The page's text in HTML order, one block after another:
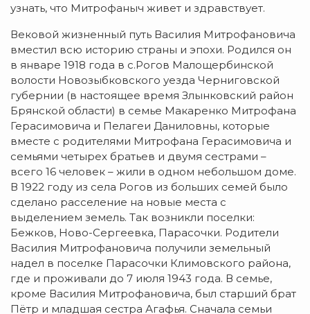
узнать, что Митрофаныч живет и здравствует.
Вековой жизненный путь Василия Митрофановича
вместил всю историю страны и эпохи. Родился он
в январе 1918 года в с.Рогов Малощербинской
волости Новозыбковского уезда Черниговской
губернии (в настоящее время Злынковский район
Брянской области) в семье Макаренко Митрофана
Герасимовича и Пелагеи Даниловны, которые
вместе с родителями Митрофана Герасимовича и
семьями четырех братьев и двумя сестрами –
всего 16 человек – жили в одном небольшом доме.
В 1922 году из села Рогов из больших семей было
сделано расселение на новые места с
выделением земель. Так возникли поселки:
Бежков, Ново-Сергеевка, Парасочки. Родители
Василия Митрофановича получили земельный
надел в поселке Парасочки Климовского района,
где и проживали до 7 июля 1943 года. В семье,
кроме Василия Митрофановича, был старший брат
Пётр и младшая сестра Агафья. Сначала семьи